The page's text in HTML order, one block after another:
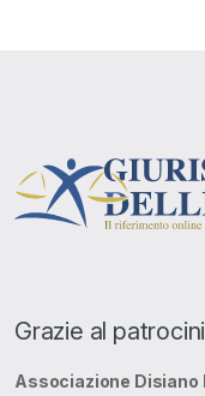
Grazie al
Associazione Disiano